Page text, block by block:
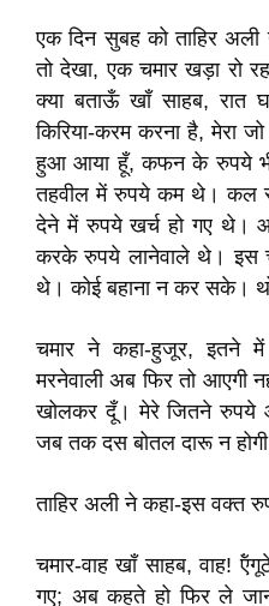
एक दिन सुबह को ताहिर
तो देखा, एक चमार खड़ा रो
क्या बताऊँ खाँ साहब, रात
किरिया-करम करना है, मेरा
हुआ आया हूँ, कफन के रुपये भी
तहवील में रुपये कम थे। कल
देने में रुपये खर्च हो गए थे।
करके रुपये लानेवाले थे। इस
थे। कोई बहाना न कर सके।
चमार ने कहा-हुजूर, इतने
मरनेवाली अब फिर तो आएगी
खोलकर दूँ। मेरे जितने रुपये
जब तक दस बोतल दारू न
ताहिर अली ने कहा-इस वक्त
चमार-वाह खाँ साहब, वाह!
गए; अब कहते हो फिर ले